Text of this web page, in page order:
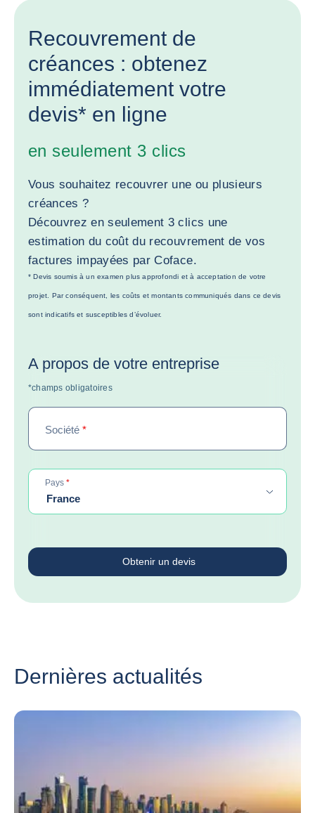
Recouvrement de
créances : obtenez
immédiatement votre
devis* en ligne
en seulement 3 clics
Vous souhaitez recouvrer une ou plusieurs
créances ?
Découvrez en seulement 3 clics une
estimation du coût du recouvrement de vos
factures impayées par Coface.
* Devis soumis à un examen plus approfondi et à acceptation de votre
projet. Par conséquent, les coûts et montants communiqués dans ce devis
sont indicatifs et susceptibles d’évoluer.
A propos de votre entreprise
*champs obligatoires
Société *
Pays *obligatoire
France
Obtenir un devis
Dernières actualités